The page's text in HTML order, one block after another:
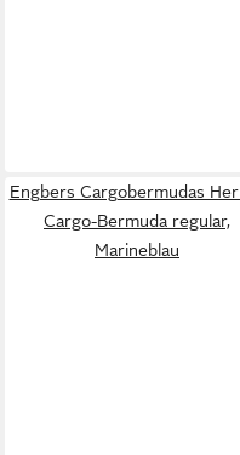
Engbers Cargobermudas
Cargo-Bermuda regular,
Marineblau